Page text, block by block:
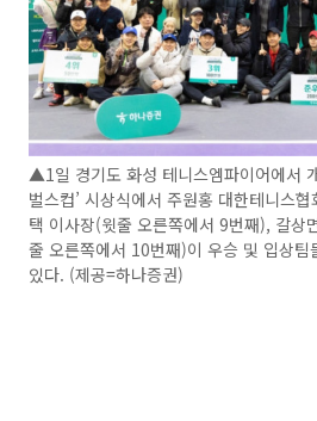
▲1일 경기도 화성 테니스엠파이어에서
벌스컵’ 시상식에서 주원홍 대한테니스
택 이사장(윗줄 오른쪽에서 9번째), 갈상
줄 오른쪽에서 10번째)이 우승 및 입상팀
있다. (제공=하나증권)